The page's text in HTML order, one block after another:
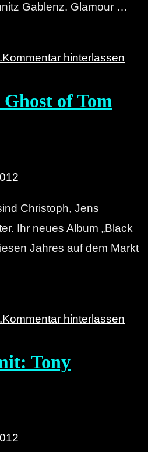
Gablenz. Glamour …
Kommentar hinterlassen
of Tom
Christoph, Jens
Ihr neues Album „Black
Jahres auf dem Markt
Kommentar hinterlassen
Tony